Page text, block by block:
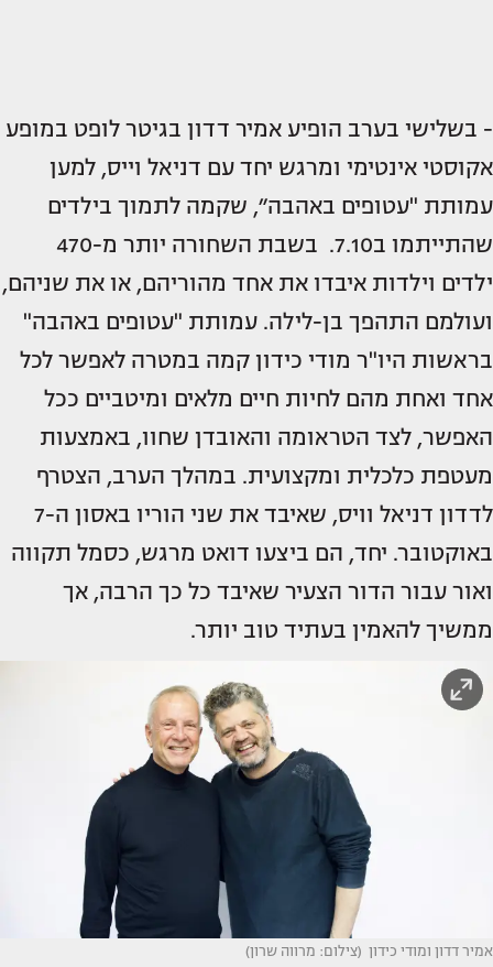
- בשלישי בערב הופיע אמיר דדון בגיטר לופט במופע
אקוסטי אינטימי ומרגש יחד עם דניאל וייס, למען
עמותת "עטופים באהבה״, שקמה לתמוך בילדים
שהתייתמו ב7.10. בשבת השחורה יותר מ-470
ילדים וילדות איבדו את אחד מהוריהם, או את שניהם,
ועולמם התהפך בן-לילה. עמותת "עטופים באהבה"
בראשות היו"ר מודי כידון קמה במטרה לאפשר לכל
אחד ואחת מהם לחיות חיים מלאים ומיטביים ככל
האפשר, לצד הטראומה והאובדן שחוו, באמצעות
מעטפת כלכלית ומקצועית. במהלך הערב, הצטרף
לדדון דניאל וויס, שאיבד את שני הוריו באסון ה-7
באוקטובר. יחד, הם ביצעו דואט מרגש, כסמל תקווה
ואור עבור הדור הצעיר שאיבד כל כך הרבה, אך
ממשיך להאמין בעתיד טוב יותר.
אמיר דדון ומודי כידון (צילום: מרווה שרון)